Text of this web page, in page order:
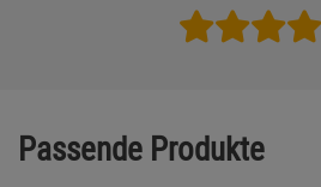
Passende Produkte